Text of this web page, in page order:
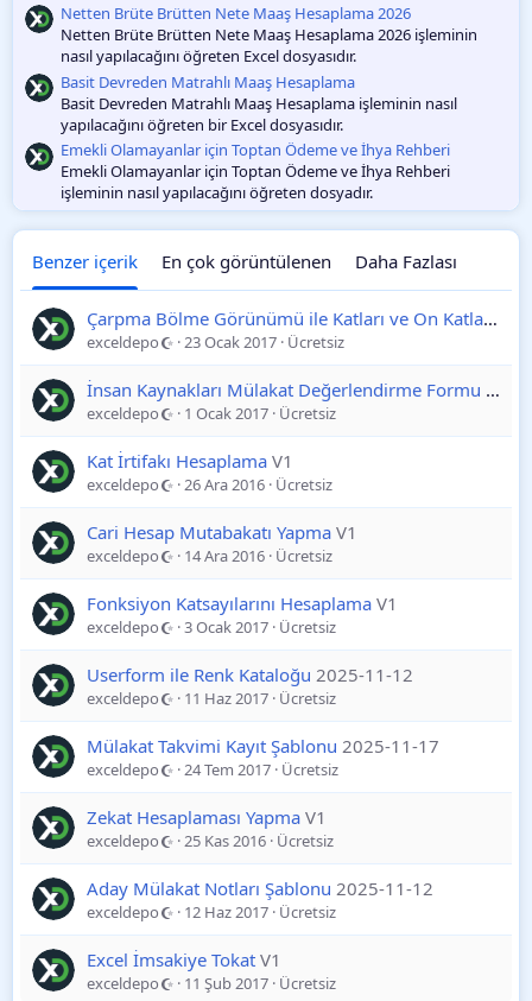
Netten Brüte Brütten Nete Maaş Hesaplama 2026
Netten Brüte Brütten Nete Maaş Hesaplama 2026 işleminin
nasıl yapılacağını öğreten Excel dosyasıdır.
Basit Devreden Matrahlı Maaş Hesaplama
Basit Devreden Matrahlı Maaş Hesaplama işleminin nasıl
yapılacağını öğreten bir Excel dosyasıdır.
Emekli Olamayanlar için Toptan Ödeme ve İhya Rehberi
Emekli Olamayanlar için Toptan Ödeme ve İhya Rehberi
işleminin nasıl yapılacağını öğreten dosyadır.
Benzer içerik En çok görüntülenen Daha Fazlası
Çarpma Bölme Görünümü ile Katları ve On Katları Hesaplama
exceldepo 23 Ocak 2017 Ücretsiz
İnsan Kaynakları Mülakat Değerlendirme Formu V1
exceldepo 1 Ocak 2017 Ücretsiz
Kat İrtifakı Hesaplama V1
exceldepo 26 Ara 2016 Ücretsiz
Cari Hesap Mutabakatı Yapma V1
exceldepo 14 Ara 2016 Ücretsiz
Fonksiyon Katsayılarını Hesaplama V1
exceldepo 3 Ocak 2017 Ücretsiz
Userform ile Renk Kataloğu 2025-11-12
exceldepo 11 Haz 2017 Ücretsiz
Mülakat Takvimi Kayıt Şablonu 2025-11-17
exceldepo 24 Tem 2017 Ücretsiz
Zekat Hesaplaması Yapma V1
exceldepo 25 Kas 2016 Ücretsiz
Aday Mülakat Notları Şablonu 2025-11-12
exceldepo 12 Haz 2017 Ücretsiz
Excel İmsakiye Tokat V1
exceldepo 11 Şub 2017 Ücretsiz